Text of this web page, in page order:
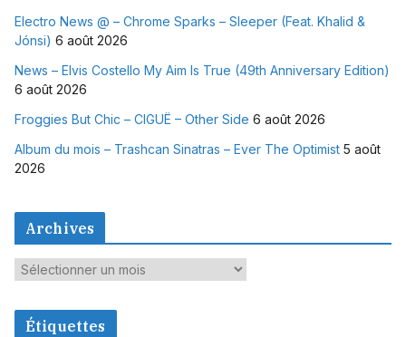
Electro News @ – Chrome Sparks – Sleeper (Feat. Khalid &
Jónsi) 6 août 2026
News – Elvis Costello My Aim Is True (49th Anniversary Edition)
6 août 2026
Froggies But Chic – CIGUË – Other Side 6 août 2026
Album du mois – Trashcan Sinatras – Ever The Optimist 5 août
2026
Archives
A
c
Étiquettes